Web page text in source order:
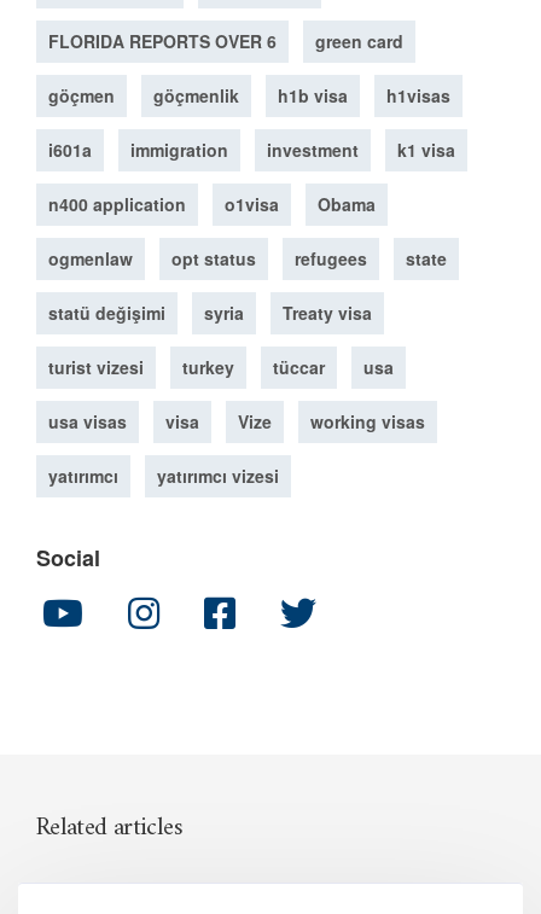
FLORIDA REPORTS OVER 6 green card
göçmen göçmenlik h1b visa h1visas
i601a immigration investment k1 visa
n400 application o1visa Obama
ogmenlaw opt status refugees state
statü değişimi syria Treaty visa
turist vizesi turkey tüccar usa
usa visas visa Vize working visas
yatırımcı yatırımcı vizesi
Social
Related articles